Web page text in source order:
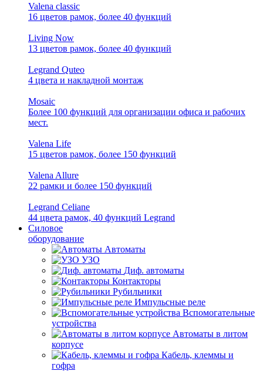
Valena classic
16 цветов рамок, более 40 функций
Living Now
13 цветов рамок, более 40 функций
Legrand Quteo
4 цвета и накладной монтаж
Mosaic
Более 100 функций для организации офиса и рабочих
мест.
Valena Life
15 цветов рамок, более 150 функций
Valena Allure
22 рамки и более 150 функций
Legrand Celiane
44 цвета рамок, 40 функций Legrand
Силовое
оборудование
Автоматы
УЗО
Диф. автоматы
Контакторы
Рубильники
Импульсные реле
Вспомогательные
устройства
Автоматы в литом
корпусе
Кабель, клеммы и
гофра